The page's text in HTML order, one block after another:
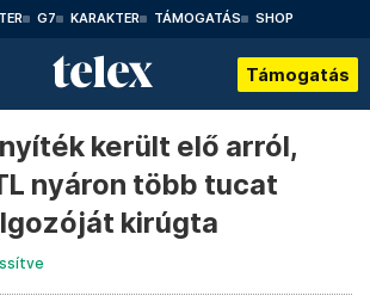
G7 KARAKTER TÁMOGATÁS SHOP
Támogatás
került elő arról,
nyáron több tucat
kirúgta